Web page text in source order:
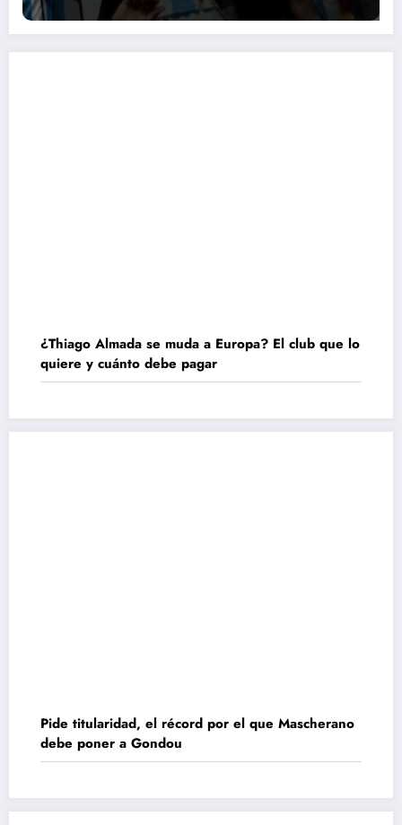
¿Thiago Almada se muda a Europa? El club que lo
quiere y cuánto debe pagar
Pide titularidad, el récord por el que Mascherano
debe poner a Gondou